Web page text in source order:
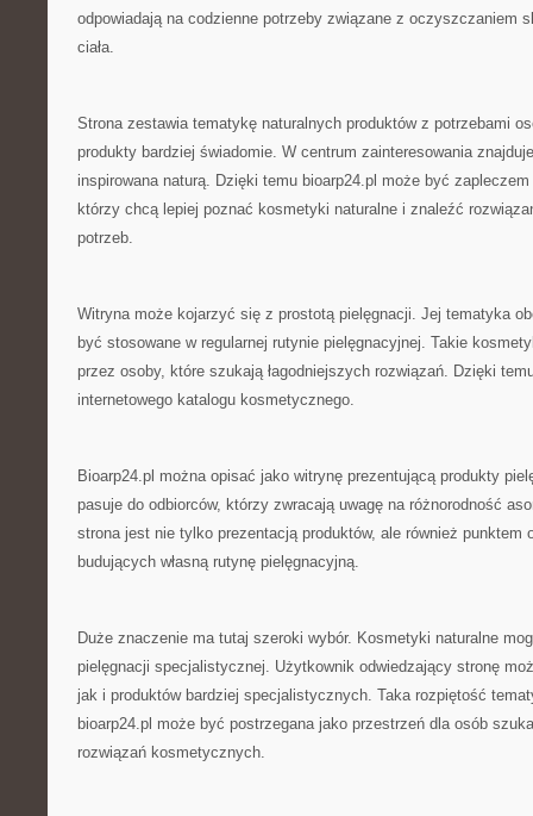
odpowiadają na codzienne potrzeby związane z oczyszczaniem
ciała.
Strona zestawia tematykę naturalnych produktów z potrzebami
produkty bardziej świadomie. W centrum zainteresowania
inspirowana naturą. Dzięki temu bioarp24.pl może być
którzy chcą lepiej poznać kosmetyki naturalne i znaleźć
potrzeb.
Witryna może kojarzyć się z prostotą pielęgnacji. Jej tematyka
być stosowane w regularnej rutynie pielęgnacyjnej. Takie
przez osoby, które szukają łagodniejszych rozwiązań. Dzięki
internetowego katalogu kosmetycznego.
Bioarp24.pl można opisać jako witrynę prezentującą produkty
pasuje do odbiorców, którzy zwracają uwagę na różnorodność
strona jest nie tylko prezentacją produktów, ale również punktem
budujących własną rutynę pielęgnacyjną.
Duże znaczenie ma tutaj szeroki wybór. Kosmetyki naturalne
pielęgnacji specjalistycznej. Użytkownik odwiedzający stronę
jak i produktów bardziej specjalistycznych. Taka rozpiętość
bioarp24.pl może być postrzegana jako przestrzeń dla osób
rozwiązań kosmetycznych.